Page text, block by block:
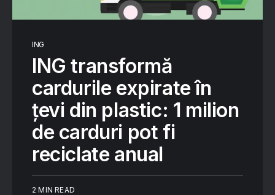
ING
ING transformă
cardurile expirate în
țevi din plastic: 1 milion
de carduri pot fi
reciclate anual
2 MIN READ